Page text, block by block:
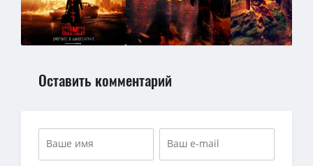
Оставить комментарий